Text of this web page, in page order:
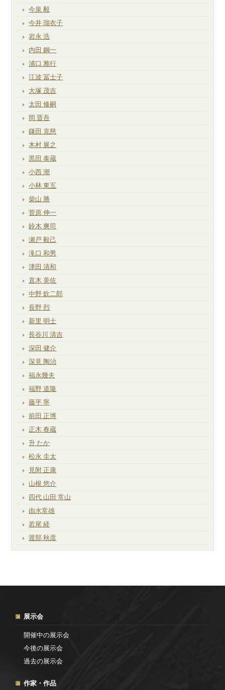
今泉 毅
今井 瑠衣子
岩永 浩
内田 鋼一
浦口 雅行
江波 冨士子
大塚 茂吉
太田 修嗣
岡 晋吾
鎌田 克慈
木村 展之
黒田 泰蔵
小西 潮
小林 東五
柴山 勝
菅原 伸一
鈴木 爽司
瀬戸 毅己
滝口 和男
津田 清和
直木 美佐
中野 欽二郎
長野 烈
新里 明士
長谷川 清吉
深田 健介
深見 陶治
福永幾夫
福野 道隆
藤平 寧
前田 正博
正木 春蔵
升 たか
松永 圭太
見附 正康
山根 悠介
四代 山田 常山
由水常雄
若尾 経
渡部 秋彦
展示会
開催中の展示会
今後の展示会
過去の展示会
作家・作品